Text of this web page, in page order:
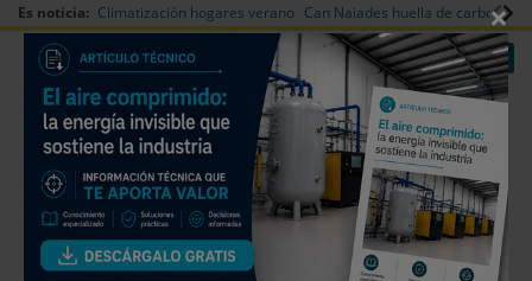
Es noticia: Climatización hogares verano Can Naiades huella de carbono
Redes Sociales Es noticia Login empresas Registro
Conaif, Vaillant, Saunier Duval y
×